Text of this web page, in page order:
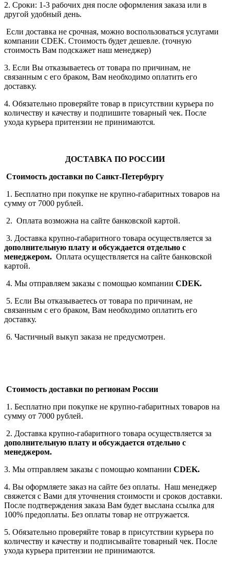
2. Сроки: 1-3 рабочих дня после оформления заказа или в
другой удобный день.
Если доставка не срочная, можно воспользоваться услугами
компании СDEK. Стоимость будет дешевле. (точную
стоимость Вам подскажет наш менеджер)
3. Если Вы отказываетесь от товара по причинам, не
связанным с его браком, Вам необходимо оплатить его
доставку.
4. Обязательно проверяйте товар в присутствии курьера по
количеству и качеству и подпишите товарный чек. После
ухода курьера притензии не принимаются.
ДОСТАВКА ПО РОССИИ
Стоимость доставки по Санкт-Петербургу
1. Бесплатно при покупке не крупно-габаритных товаров на
сумму от 7000 рублей.
2. Оплата возможна на сайте банковской картой.
3. Доставка крупно-габаритного товара осуществляется за
дополнительную плату и обсуждается отдельно с
менеджером. Оплата осуществляется на сайте банковской
картой.
4. Мы отправляем заказы с помощью компании СDEK.
5. Если Вы отказываетесь от товара по причинам, не
связанным с его браком, Вам необходимо оплатить его
доставку.
6. Частичный выкуп заказа не предусмотрен.
Стоимость доставки по регионам России
1. Бесплатно при покупке не крупно-габаритных товаров на
сумму от 7000 рублей.
2. Доставка крупно-габаритного товара осуществляется за
дополнительную плату и обсуждается отдельно с
менеджером.
3. Мы отправляем заказы с помощью компании СDEK.
4. Вы оформляете заказ на сайте без оплаты. Наш менеджер
свяжется с Вами для уточнения стоимости и сроков доставки.
После подтверждения заказа Вам будет выслана ссылка для
100% предоплаты. Без оплаты товар не отгружается.
5. Обязательно проверяйте товар в присутствии курьера по
количеству и качеству и подписывайте товарный чек. После
ухода курьера притензии не принимаются.